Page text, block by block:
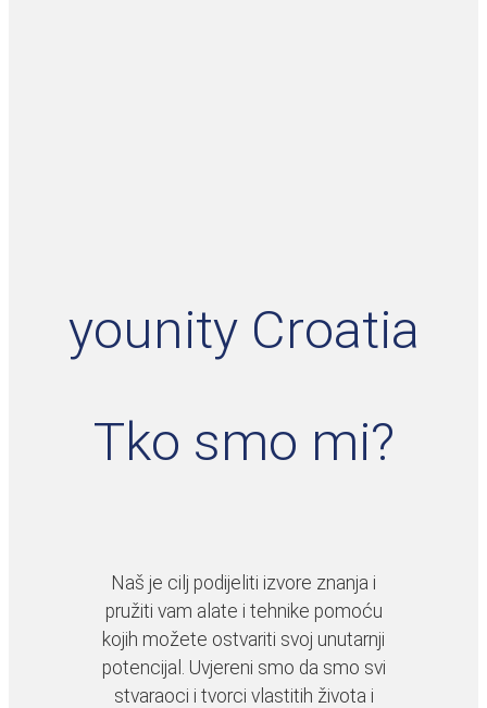
younity Croatia
Tko smo mi?
Naš je cilj podijeliti izvore znanja i
pružiti vam alate i tehnike pomoću
kojih možete ostvariti svoj unutarnji
potencijal. Uvjereni smo da smo svi
stvaraoci i tvorci vlastitih života i